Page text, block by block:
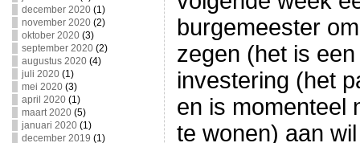
december 2020(1)
november 2020(2)
oktober 2020(3)
september 2020(2)
augustus 2020(4)
juli 2020(1)
mei 2020(3)
april 2020(1)
maart 2020(5)
januari 2020(1)
december 2019 (1)
burgemeester
zegen (het is
investering (het
en is momenteel
te wonen) aan